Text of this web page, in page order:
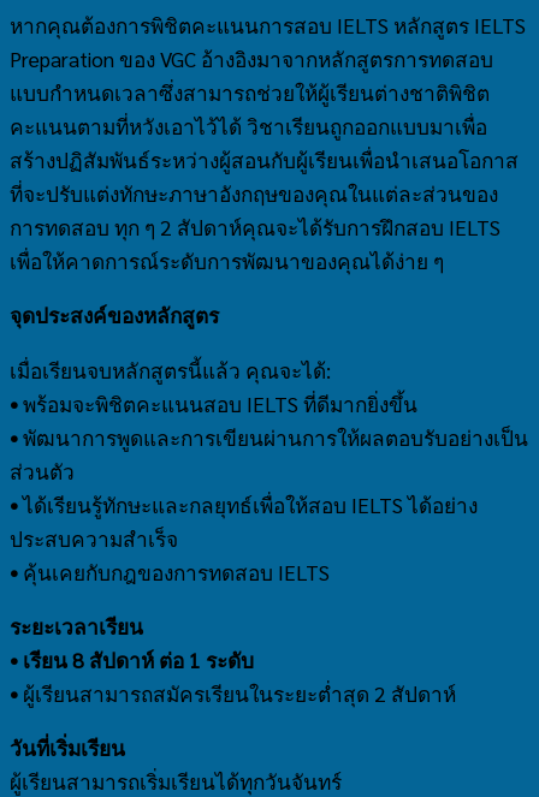
หากคุณต้องการพิชิตคะแนนการสอบ IELTS หลักสูตร IELTS
Preparation ของ VGC อ้างอิงมาจากหลักสูตรการทดสอบ
แบบกำหนดเวลาซึ่งสามารถช่วยให้ผู้เรียนต่างชาติพิชิต
คะแนนตามที่หวังเอาไว้ได้ วิชาเรียนถูกออกแบบมาเพื่อ
สร้างปฏิสัมพันธ์ระหว่างผู้สอนกับผู้เรียนเพื่อนำเสนอโอกาส
ที่จะปรับแต่งทักษะภาษาอังกฤษของคุณในแต่ละส่วนของ
การทดสอบ ทุก ๆ 2 สัปดาห์คุณจะได้รับการฝึกสอบ IELTS
เพื่อให้คาดการณ์ระดับการพัฒนาของคุณได้ง่าย ๆ
จุดประสงค์ของหลักสูตร
เมื่อเรียนจบหลักสูตรนี้แล้ว คุณจะได้:
•พร้อมจะพิชิตคะแนนสอบ IELTS ที่ดีมากยิ่งขึ้น
•พัฒนาการพูดและการเขียนผ่านการให้ผลตอบรับอย่างเป็น
ส่วนตัว
•ได้เรียนรู้ทักษะและกลยุทธ์เพื่อให้สอบ IELTS ได้อย่าง
ประสบความสำเร็จ
• คุ้นเคยกับกฎของการทดสอบ IELTS
ระยะเวลาเรียน
• เรียน 8 สัปดาห์ ต่อ 1 ระดับ
• ผู้เรียนสามารถสมัครเรียนในระยะต่ำสุด 2 สัปดาห์
วันที่เริ่มเรียน
ผู้เรียนสามารถเริ่มเรียนได้ทุกวันจันทร์